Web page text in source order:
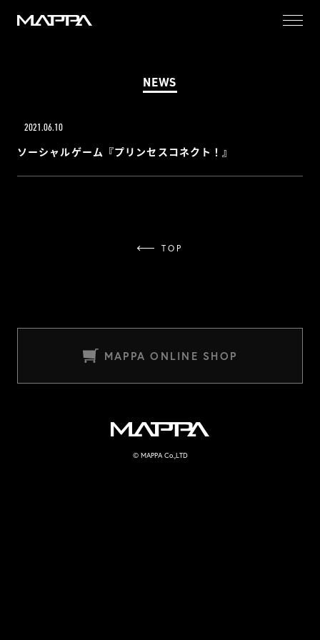
MAPPA
NEWS
2021.06.10
ソーシャルゲーム『プリンセスコネクト！』
TOP
MAPPA ONLINE SHOP
MAPPA
© MAPPA Co.,LTD